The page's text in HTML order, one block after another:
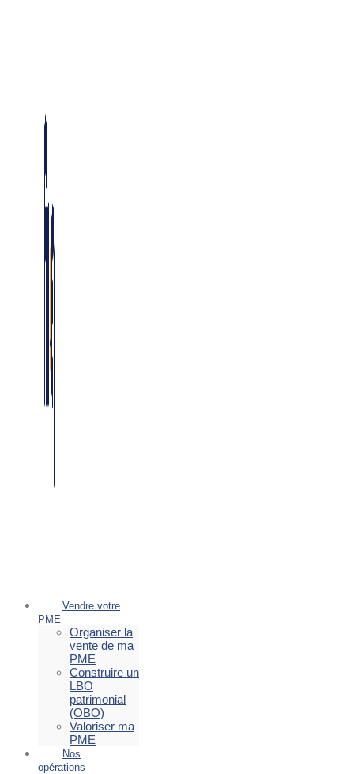
Vendre votre
PME
Organiser la
vente de ma
PME
Construire un
LBO
patrimonial
(OBO)
Valoriser ma
PME
Nos
opérations